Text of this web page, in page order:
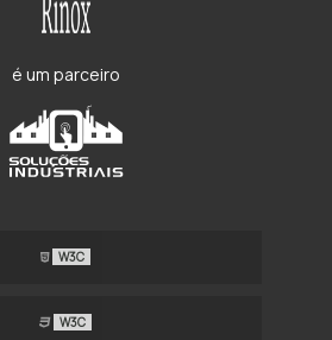
é um parceiro
W3C
W3C